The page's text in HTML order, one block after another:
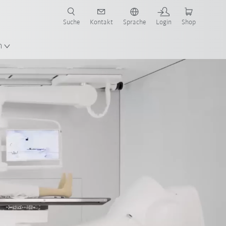
Suche Kontakt Sprache Login Shop